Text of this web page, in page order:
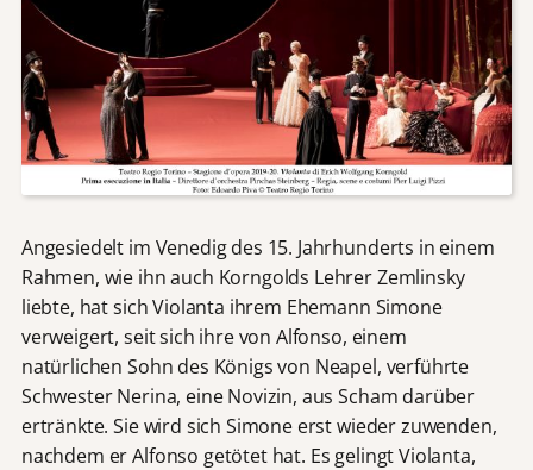
Angesiedelt im Venedig des 15. Jahrhunderts in einem
Rahmen, wie ihn auch Korngolds Lehrer Zemlinsky
liebte, hat sich Violanta ihrem Ehemann Simone
verweigert, seit sich ihre von Alfonso, einem
natürlichen Sohn des Königs von Neapel, verführte
Schwester Nerina, eine Novizin, aus Scham darüber
ertränkte. Sie wird sich Simone erst wieder zuwenden,
nachdem er Alfonso getötet hat. Es gelingt Violanta,